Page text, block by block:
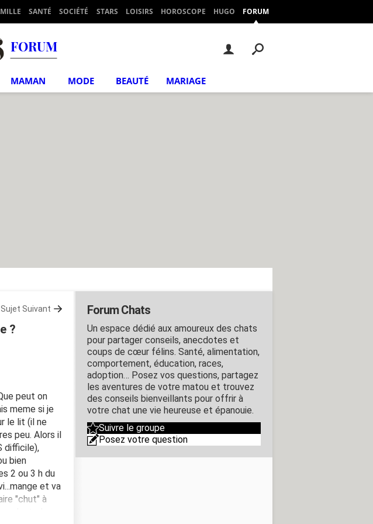
SANTÉ SOCIÉTÉ STARS LOISIRS HOROSCOPE HUGO FORUM
FORUM
MAMAN MODE BEAUTÉ MARIAGE
Sujet Suivant
?
peut on
meme si je
le lit (il ne
peu. Alors il
difficile),
bien
2 ou 3 h du
et va
"chut" à
n'est plus
Forum Chats
Un espace dédié aux amoureux des chats
pour partager conseils, anecdotes et
coups de cœur félins. Santé, alimentation,
comportement, éducation, races,
adoption… Posez vos questions, partagez
les aventures de votre matou et trouvez
des conseils bienveillants pour offrir à
votre chat une vie heureuse et épanouie.
Suivre le groupe
Posez votre question